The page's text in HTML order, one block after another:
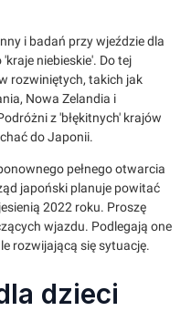
i badań przy wjeździe dla
niebieskie'. Do tej
rozwiniętych, takich jak
Nowa Zelandia i
z 'błękitnych' krajów
do Japonii.
pełnego otwarcia
japoński planuje powitać
2022 roku. Proszę
wjazdu. Podlegają one
rozwijającą się sytuację.
dzieci